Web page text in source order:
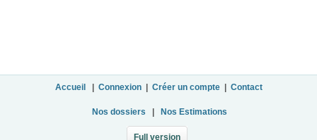
Accueil Connexion| Créer un compte| Contact
Nos dossiers Nos Estimations
Full version